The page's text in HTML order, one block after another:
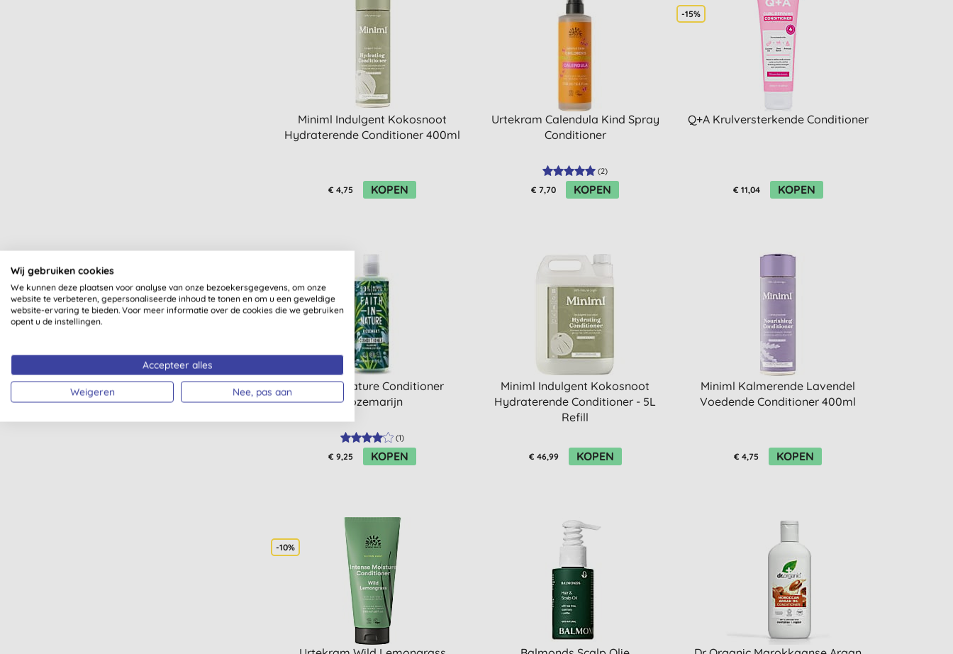
Miniml Indulgent Kokosnoot
Hydraterende Conditioner 400ml
€ 4,75 KOPEN
Urtekram Calendula Kind Spray
Conditioner
(2)
€ 7,70 KOPEN
-15%
Q+A Krulversterkende Conditioner
€ 11,04 KOPEN
Faith in Nature Conditioner
Rozemarijn
(1)
€ 9,25 KOPEN
Miniml Indulgent Kokosnoot
Hydraterende Conditioner - 5L
Refill
€ 46,99 KOPEN
Miniml Kalmerende Lavendel
Voedende Conditioner 400ml
€ 4,75 KOPEN
-10%
Wij gebruiken cookies
We kunnen deze plaatsen voor analyse van onze bezoekersgegevens, om onze
website te verbeteren, gepersonaliseerde inhoud te tonen en om u een geweldige
website-ervaring te bieden. Voor meer informatie over de cookies die we gebruiken
opent u de instellingen.
Accepteer alles
Weigeren Nee, pas aan